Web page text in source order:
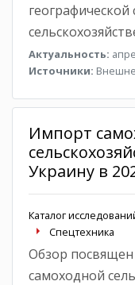
Актуальность:
Источники:
Импорт
Украину в
Каталог
Спецтехника
Обзор
самоходной